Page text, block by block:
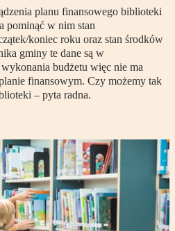
planu finansowego biblioteki
pominąć w nim stan
koniec roku oraz stan środków
gminy te dane są w
budżetu więc nie ma
finansowym. Czy możemy tak
– pyta radna.